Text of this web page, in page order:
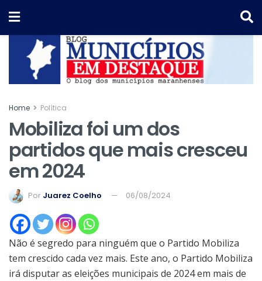
Home Política
Mobiliza foi um dos
partidos que mais cresceu
em 2024
Por Juarez Coelho 06/08/2024
Não é segredo para ninguém que o Partido Mobiliza
tem crescido cada vez mais. Este ano, o Partido Mobiliza
irá disputar as eleições municipais de 2024 em mais de